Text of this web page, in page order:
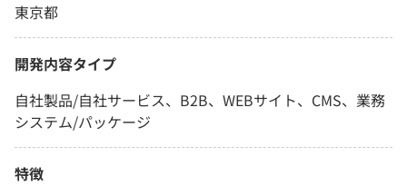
東京都
開発内容タイプ
自社製品/自社サービス、B2B、WEBサイト、CMS、業務
システム/パッケージ
特徴